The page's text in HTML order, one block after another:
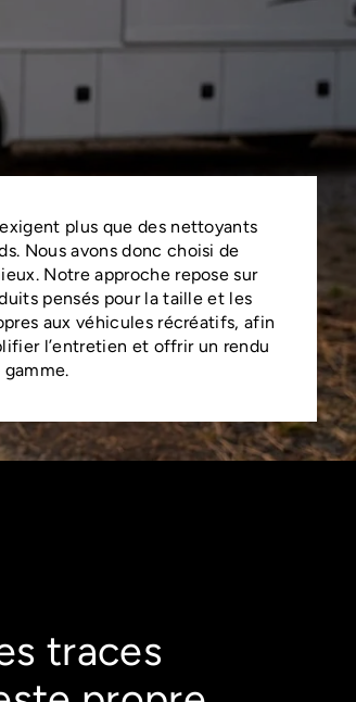
plus que des nettoyants
Nous avons donc choisi de
Notre approche repose sur
pensés pour la taille et les
aux véhicules récréatifs, afin
l’entretien et offrir un rendu
traces